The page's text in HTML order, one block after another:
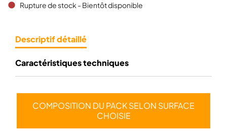
brightness_1 Rupture de stock - Bientôt disponible
Descriptif détaillé
Caractéristiques techniques
COMPOSITION DU PACK SELON SURFACE
CHOISIE